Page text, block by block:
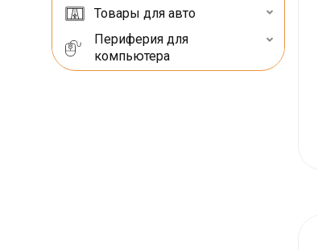
Товары для авто
Периферия для
компьютера